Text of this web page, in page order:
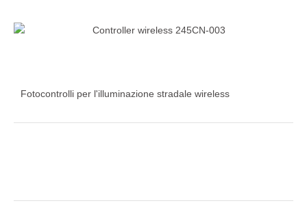
Fotocontrolli per l'illuminazione stradale wireless